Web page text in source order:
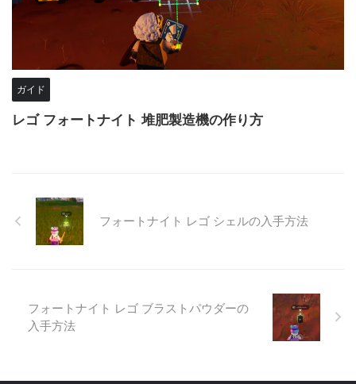
ガイド
レゴ フォートナイト 堆肥製造機の作り方
フォートナイト レゴ シェルの入手方法
フォートナイト レゴ ブラストパウダーの
入手方法